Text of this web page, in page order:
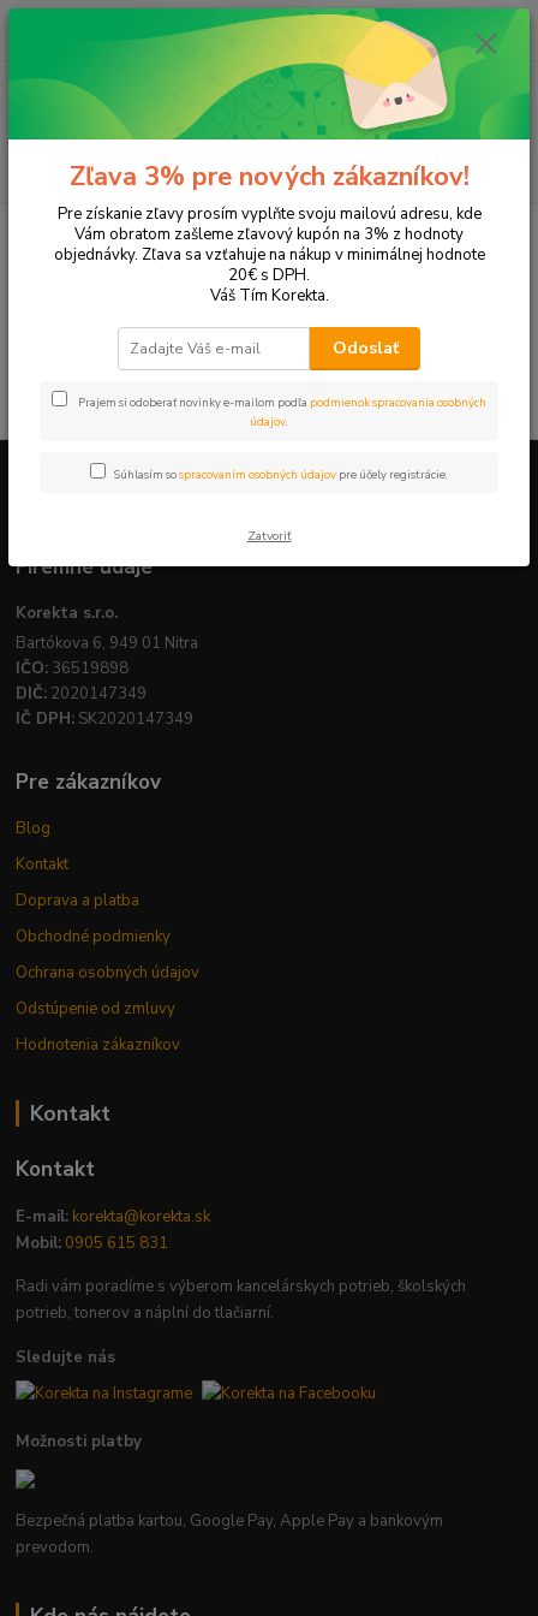
Hľadať
ks
za 0,00 EUR
Tonery a náplne do tlačiarní Canon L220
V tejto kategórii nebol nájdený žiadny tovar.
Firemné údaje
Korekta s.r.o.
Bartókova 6, 949 01 Nitra
IČO: 36519898
DIČ: 2020147349
IČ DPH: SK2020147349
Pre zákazníkov
Blog
Kontakt
Doprava a platba
Obchodné podmienky
Ochrana osobných údajov
Odstúpenie od zmluvy
Hodnotenia zákazníkov
Kontakt
Kontakt
E-mail: korekta@korekta.sk
Mobil: 0905 615 831
Radi vám poradíme s výberom kancelárskych potrieb, školských
potrieb, tonerov a náplní do tlačiarní.
Sledujte nás
Možnosti platby
Bezpečná platba kartou, Google Pay, Apple Pay a bankovým
prevodom.
Zľava 3% pre nových zákazníkov!
Pre získanie zľavy prosím vyplňte svoju mailovú adresu, kde
Vám obratom zašleme zľavový kupón na 3% z hodnoty
objednávky. Zľava sa vzťahuje na nákup v minimálnej hodnote
20€ s DPH.
Váš Tím Korekta.
Odoslať
Prajem si odoberať novinky e-mailom podľa podmienok spracovania osobných
údajov.
Súhlasím sospracovaním osobných údajov pre účely registrácie.
Zatvoriť